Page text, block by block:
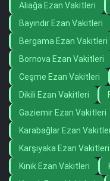
Aliağa Ezan Vakitleri
Bayındır Ezan Vakitleri
Bergama Ezan Vakitleri
Bornova Ezan Vakitleri
Ceşme Ezan Vakitleri
Dikili Ezan Vakitleri
Gaziemir Ezan Vakitleri
Karabağlar Ezan
Karşıyaka Ezan Vakitleri
Kınık Ezan Vakitleri